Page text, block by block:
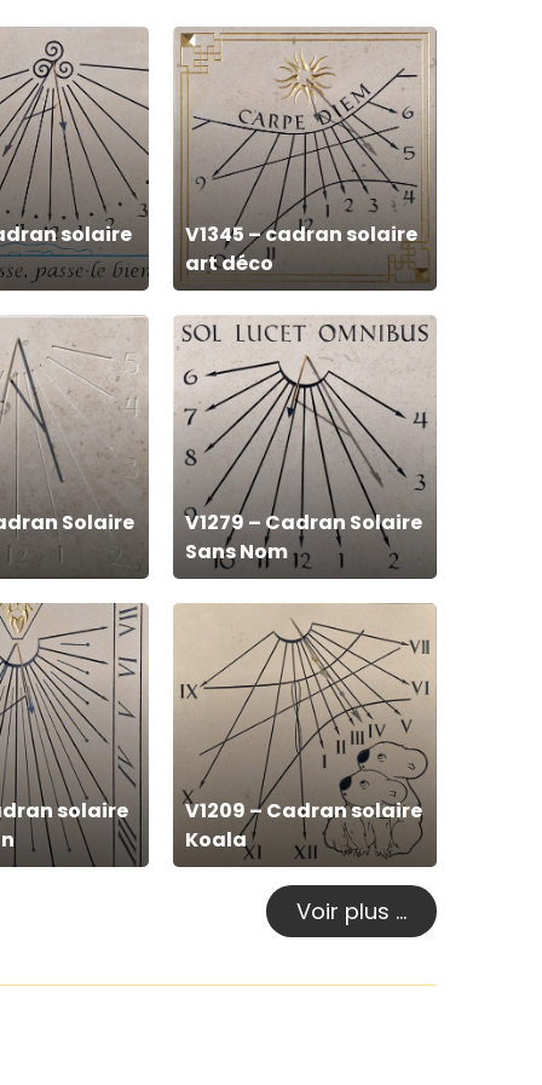
solaire
V1345
–
cadran
solaire
art
V1345 – cadran solaire
art déco
Solaire
V1279
Cadran
Solaire
Sans
Nom
V1279 – Cadran Solaire
Sans Nom
solaire
Cadran
solaire
Koala
V1209 – Cadran solaire
Koala
Voir plus …